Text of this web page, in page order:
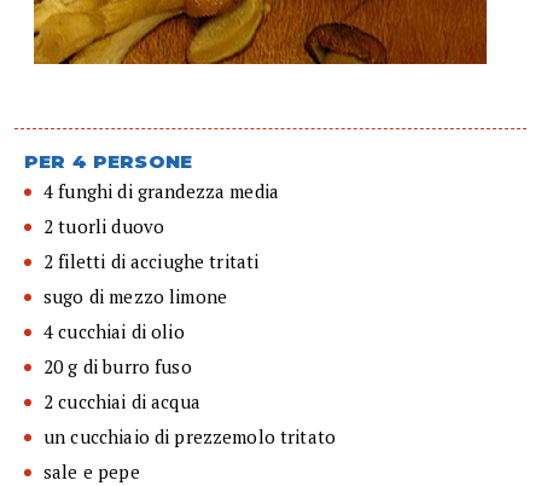
PER 4 PERSONE
4 funghi di grandezza media
2 tuorli duovo
2 filetti di acciughe tritati
sugo di mezzo limone
4 cucchiai di olio
20 g di burro fuso
2 cucchiai di acqua
un cucchiaio di prezzemolo tritato
sale e pepe